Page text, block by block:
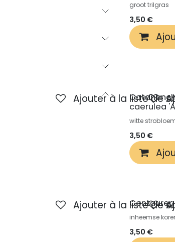
groot trilgras
3,50 €
caerulea
witte
3,50 €
Ajouter à la liste de
inheemse
3,50 €
Ajouter à la liste de